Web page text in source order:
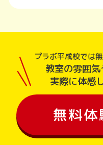
プラボ平成校では
教室の雰囲気
実際に体感
無料体